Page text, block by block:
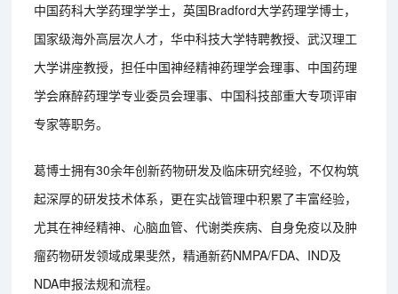
中国药科大学药理学学士，英国Bradford大学药理学博士，
国家级海外高层次人才，华中科技大学特聘教授、武汉理工
大学讲座教授，担任中国神经精神药理学会理事、中国药理
学会麻醉药理学专业委员会理事、中国科技部重大专项评审
专家等职务。
葛博士拥有30余年创新药物研发及临床研究经验，不仅构筑
起深厚的研发技术体系，更在实战管理中积累了丰富经验，
尤其在神经精神、心脑血管、代谢类疾病、自身免疫以及肿
瘤药物研发领域成果斐然，精通新药NMPA/FDA、IND及
NDA申报法规和流程。